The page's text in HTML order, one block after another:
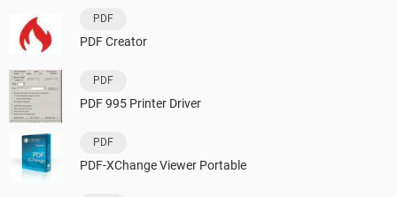
PDF
PDF Creator
PDF
PDF 995 Printer Driver
PDF
PDF-XChange Viewer Portable